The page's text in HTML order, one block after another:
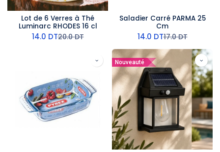
Lot de 6 Verres à Thé
Luminarc RHODES 16 cl
14.0 DT20.0DT
Saladier Carré PARMA 25
Cm
14.0 DT17.0DT
Nouveauté